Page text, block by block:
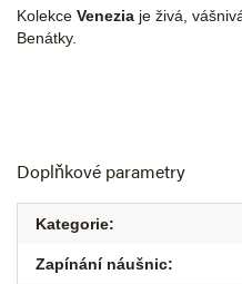
Kolekce Venezia je živá,
Benátky.
Doplňkové parametry
Kategorie:
Zapínání náušnic: